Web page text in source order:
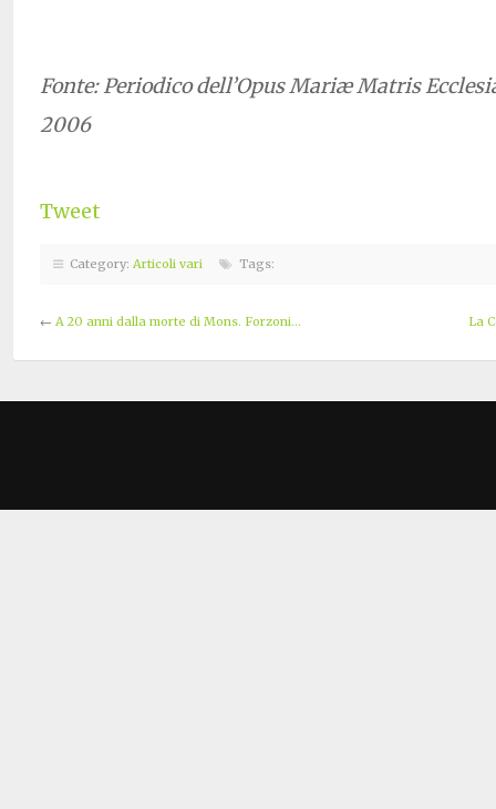
Fonte: Periodico dell’Opus Mariæ Matris
2006
Tweet
Category: Articoli vari Tags:
← A 20 anni dalla morte di Mons. Forzoni… La